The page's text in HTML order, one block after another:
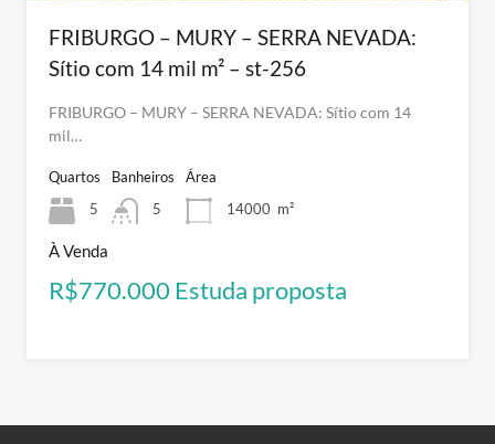
FRIBURGO – MURY – SERRA NEVADA:
Sítio com 14 mil m² – st-256
FRIBURGO – MURY – SERRA NEVADA: Sítio com 14
mil…
Quartos
5
Banheiros
5
Área
14000 m²
À Venda
R$770.000 Estuda proposta